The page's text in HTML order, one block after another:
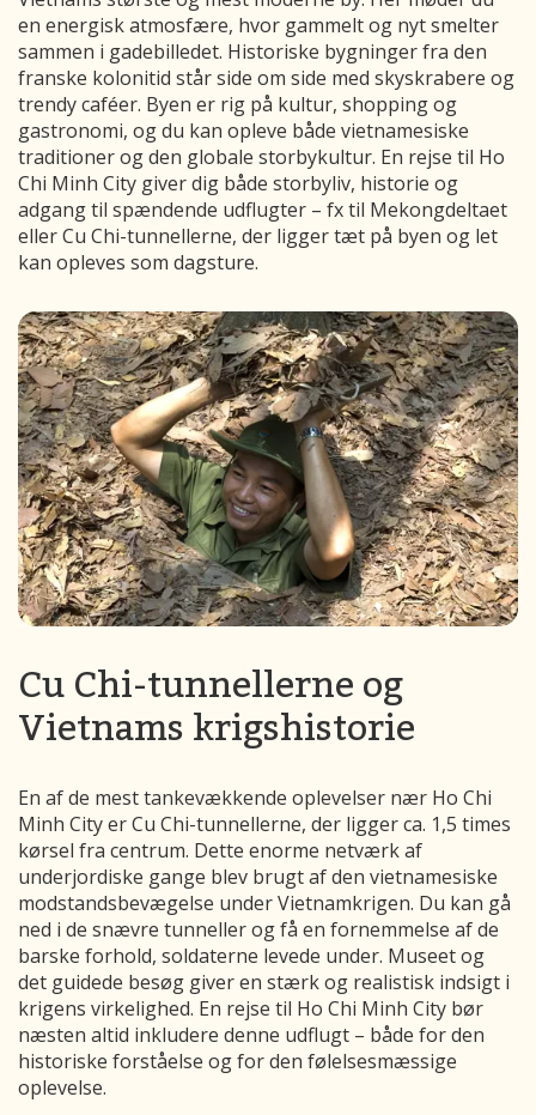
en energisk atmosfære, hvor gammelt og nyt smelter
sammen i gadebilledet. Historiske bygninger fra den
franske kolonitid står side om side med skyskrabere og
trendy caféer. Byen er rig på kultur, shopping og
gastronomi, og du kan opleve både vietnamesiske
traditioner og den globale storbykultur. En rejse til Ho
Chi Minh City giver dig både storbyliv, historie og
adgang til spændende udflugter – fx til Mekongdeltaet
eller Cu Chi-tunnellerne, der ligger tæt på byen og let
kan opleves som dagsture.
Cu Chi-tunnellerne og
Vietnams krigshistorie
En af de mest tankevækkende oplevelser nær Ho Chi
Minh City er Cu Chi-tunnellerne, der ligger ca. 1,5 times
kørsel fra centrum. Dette enorme netværk af
underjordiske gange blev brugt af den vietnamesiske
modstandsbevægelse under Vietnamkrigen. Du kan gå
ned i de snævre tunneller og få en fornemmelse af de
barske forhold, soldaterne levede under. Museet og
det guidede besøg giver en stærk og realistisk indsigt i
krigens virkelighed. En rejse til Ho Chi Minh City bør
næsten altid inkludere denne udflugt – både for den
historiske forståelse og for den følelsesmæssige
oplevelse.